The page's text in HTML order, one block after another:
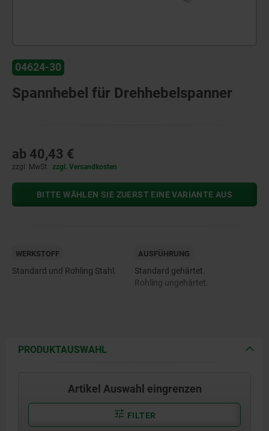
04624-30
Spannhebel für Drehhebelspanner
ab 40,43 €
zzgl. MwSt. zzgl. Versandkosten
BITTE WÄHLEN SIE ZUERST EINE VARIANTE AUS
WERKSTOFF
Standard und Rohling Stahl.
AUSFÜHRUNG
Standard gehärtet.
Rohling ungehärtet.
PRODUKTAUSWAHL
Artikel Auswahl eingrenzen
FILTER